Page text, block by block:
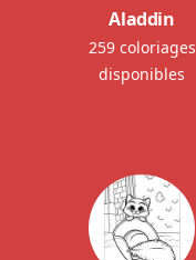
Aladdin
259 coloriages
disponibles